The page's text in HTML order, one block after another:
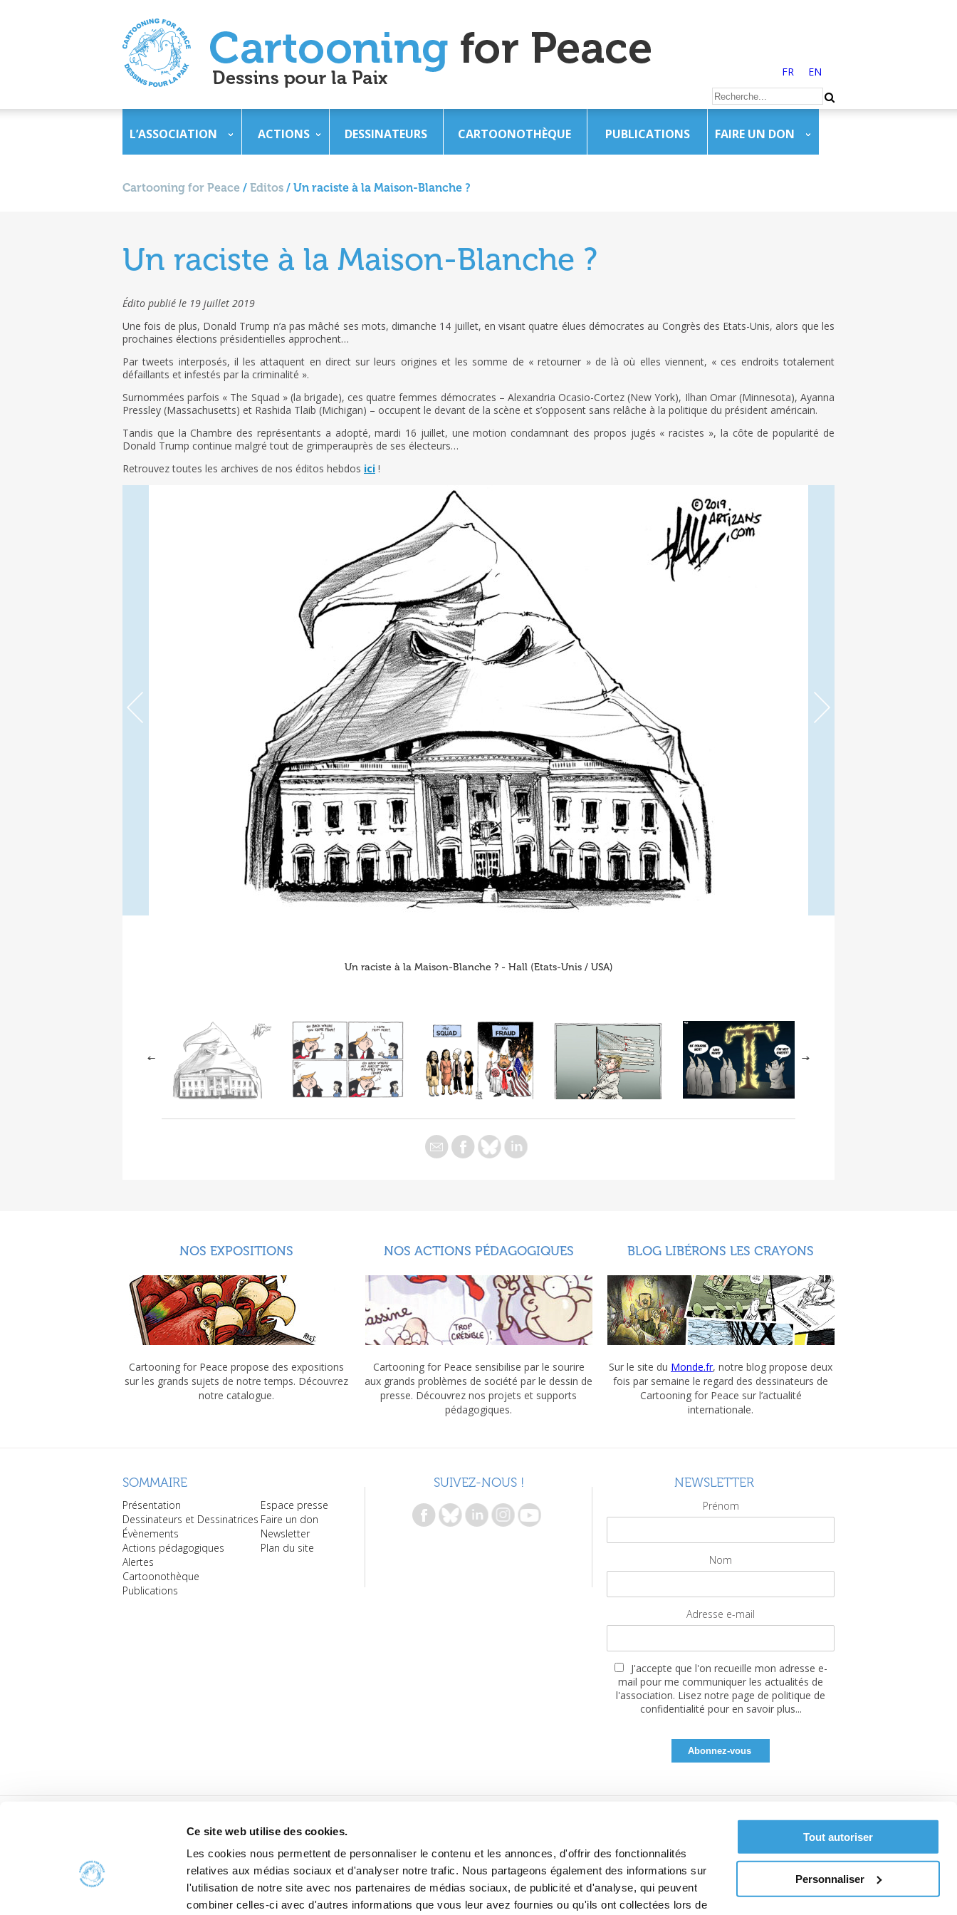
Ce site web utilise des cookies.
Les cookies nous permettent de personnaliser le contenu et les annonces, d'offrir des fonctionnalités
relatives aux médias sociaux et d'analyser notre trafic. Nous partageons également des informations sur
l'utilisation de notre site avec nos partenaires de médias sociaux, de publicité et d'analyse, qui peuvent
combiner celles-ci avec d'autres informations que vous leur avez fournies ou qu'ils ont collectées lors de
Tout autoriser
Personnaliser
FR EN
L’ASSOCIATION ACTIONS DESSINATEURS CARTOONOTHÈQUE PUBLICATIONS FAIRE UN DON
Cartooning for Peace / Editos / Un raciste à la Maison-Blanche ?
Un raciste à la Maison-Blanche ?
Édito publié le 19 juillet 2019
Une fois de plus, Donald Trump n’a pas mâché ses mots, dimanche 14 juillet, en visant quatre élues démocrates au Congrès des Etats-Unis, alors que les
prochaines élections présidentielles approchent…
Par tweets interposés, il les attaquent en direct sur leurs origines et les somme de « retourner » de là où elles viennent, « ces endroits totalement
défaillants et infestés par la criminalité ».
Surnommées parfois « The Squad » (la brigade), ces quatre femmes démocrates – Alexandria Ocasio-Cortez (New York), Ilhan Omar (Minnesota), Ayanna
Pressley (Massachusetts) et Rashida Tlaib (Michigan) – occupent le devant de la scène et s’opposent sans relâche à la politique du président américain.
Tandis que la Chambre des représentants a adopté, mardi 16 juillet, une motion condamnant des propos jugés « racistes », la côte de popularité de
Donald Trump continue malgré tout de grimperauprès de ses électeurs…
Retrouvez toutes les archives de nos éditos hebdos ici !
Un raciste à la Maison-Blanche ? - Hall (Etats-Unis / USA)
NOS EXPOSITIONS
Cartooning for Peace propose des expositions
sur les grands sujets de notre temps. Découvrez
notre catalogue.
NOS ACTIONS PÉDAGOGIQUES
Cartooning for Peace sensibilise par le sourire
aux grands problèmes de société par le dessin de
presse. Découvrez nos projets et supports
pédagogiques.
BLOG LIBÉRONS LES CRAYONS
Sur le site du Monde.fr, notre blog propose deux
fois par semaine le regard des dessinateurs de
Cartooning for Peace sur l’actualité
internationale.
SOMMAIRE
Présentation
Dessinateurs et Dessinatrices
Évènements
Actions pédagogiques
Alertes
Cartoonothèque
Publications
Espace presse
Faire un don
Newsletter
Plan du site
SUIVEZ-NOUS ! NEWSLETTER
Prénom
Nom
Adresse e-mail
J'accepte que l'on recueille mon adresse e-
mail pour me communiquer les actualités de
l'association. Lisez notre page de politique de
confidentialité pour en savoir plus...